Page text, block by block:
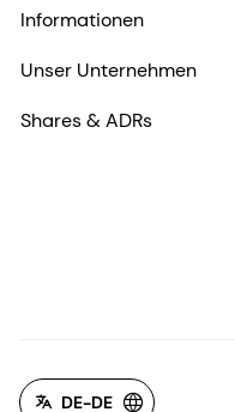
Informationen
Unser Unternehmen
Shares & ADRs
DE-DE